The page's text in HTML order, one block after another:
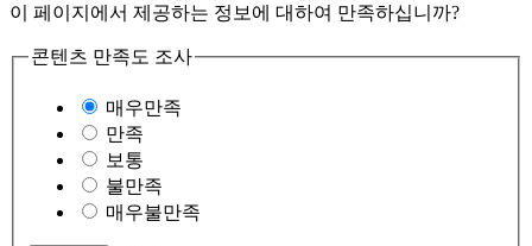
이 페이지에서 제공하는 정보에 대하여 만족하십니까?
콘텐츠 만족도 조사
매우만족
만족
보통
불만족
매우불만족